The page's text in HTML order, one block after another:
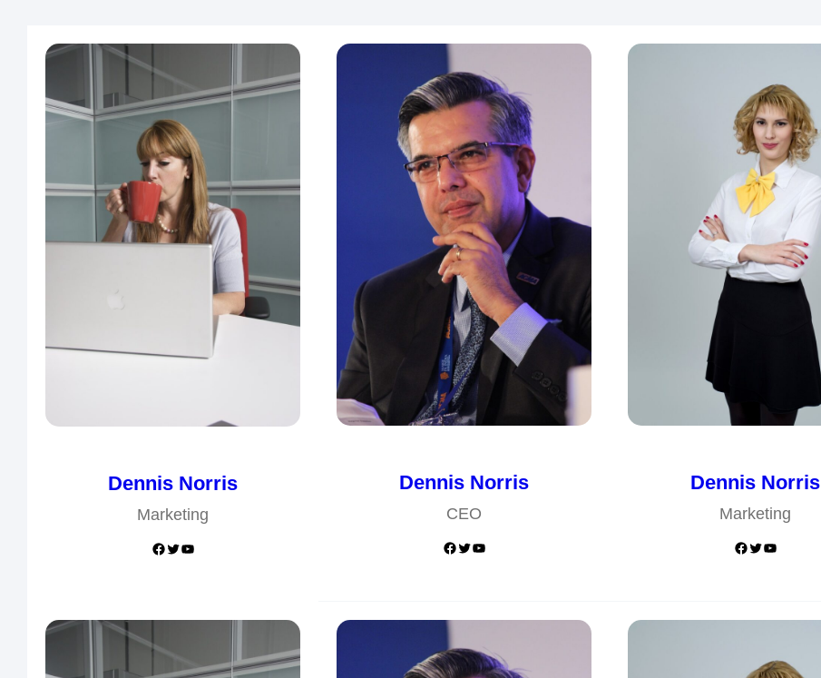
Dennis Norris
Marketing
Facebook Twitter YouTube
Dennis Norris
CEO
Facebook Twitter YouTube
Dennis Norris
Marketing
Facebook Twitter YouTube